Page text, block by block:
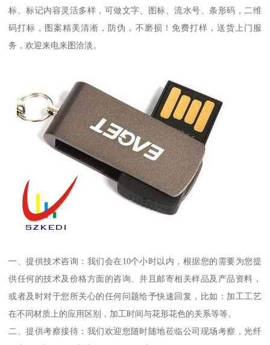
标。标记内容灵活多样，可做文字、图标、流水号、条形码，二维
码打标，图案精美清淅，防伪，不磨损！免费打样，送货上门服
务，欢迎来电来图洽淡。
一、提供技术咨询：我们会在10个小时以内，根据您的需要为您提
供任何的技术及价格方面的咨询、并且邮寄相关样品及产品资料，
或者及时对于您所关心的任何问题给予快速回复，比如：加工工艺
在不同材质上的应用区别，加工时间与花形花色的关系等等。
二、提供考察接待：我们欢迎您随时随地莅临公司现场考察，光纤